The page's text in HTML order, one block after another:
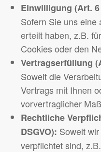
Einwilligung (Art. 6
Sofern Sie uns eine
erteilt haben, z.B.
Cookies oder den
Vertragserfüllung
Soweit die
Vertrags mit Ihnen
vorvertraglicher
Rechtliche
DSGVO): Soweit
verpflichtet sind,